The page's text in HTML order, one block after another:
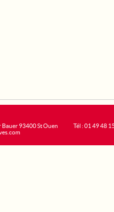
93400 St Ouen
Tél : 01 49 48